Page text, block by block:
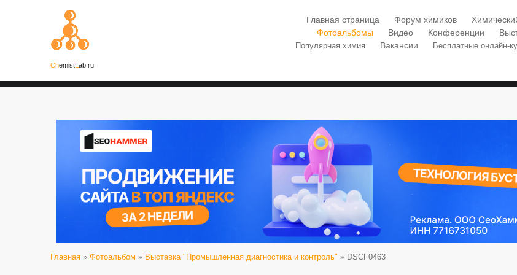
ChemistL ab.ru
Главная страница Форум химиков
Фотоальбомы Видео Конференции
Популярная химия Вакансии Бесплатные онлайн-
Главная » Фотоальбом » Выставка "Промышленная диагностика и контроль" » DSCF0463